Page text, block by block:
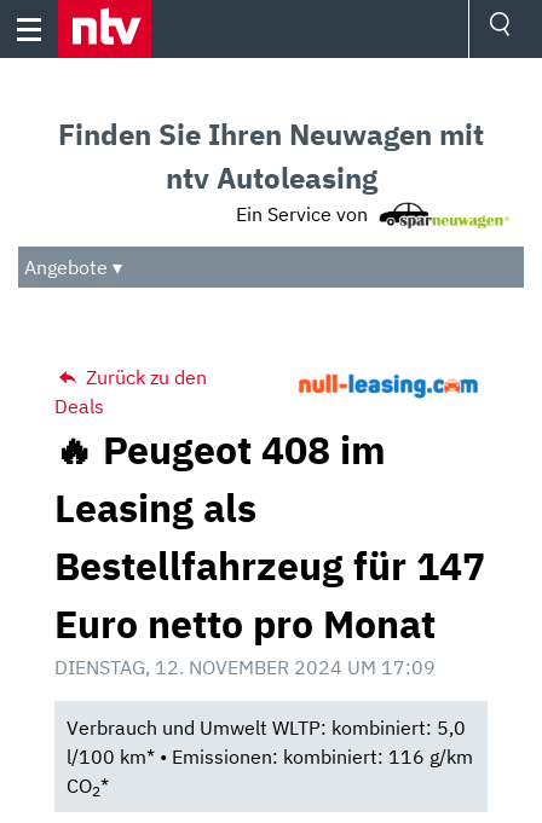
Skip
Audio
Das Beste
Finden Sie Ihren Neuwagen mit
ntv Autoleasing
Ein Service von
Angebote ▾
Zurück zu den
Deals
🔥 Peugeot 408 im
Leasing als
Bestellfahrzeug für 147
Euro netto pro Monat
DIENSTAG, 12. NOVEMBER 2024 UM 17:09
Verbrauch und Umwelt WLTP: kombiniert: 5,0
l/100 km* • Emissionen: kombiniert: 116 g/km
CO2*